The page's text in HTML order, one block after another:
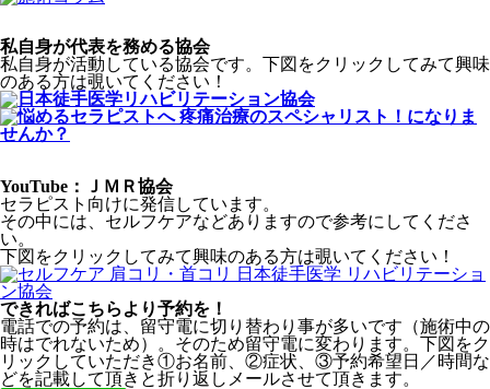
私自身が代表を務める協会
私自身が活動している協会です。下図をクリックしてみて興味
のある方は覗いてください！
YouTube：ＪＭＲ協会
セラピスト向けに発信しています。
その中には、セルフケアなどありますので参考にしてくださ
い。
下図をクリックしてみて興味のある方は覗いてください！
できればこちらより予約を！
電話での予約は、留守電に切り替わり事が多いです（施術中の
時はでれないため）。そのため留守電に変わります。下図をク
リックしていただき①お名前、②症状、③予約希望日／時間な
どを記載して頂きと折り返しメールさせて頂きます。